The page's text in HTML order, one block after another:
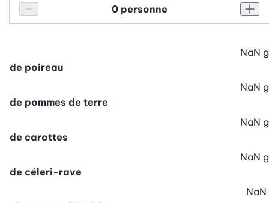
Réduire le nombre de personnes
Personnes
de poireau
NaN g
de pommes de terre
NaN g
de carottes
NaN g
de céleri-rave
NaN g
NaN